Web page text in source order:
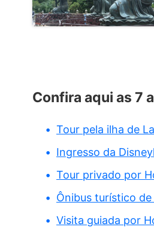
Confira aqui as 7
Tour pela ilha de
Ingresso da
Tour privado por
Ônibus turístico
Visita guiada por